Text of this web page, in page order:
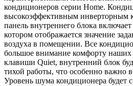
кондиционеров серии Home.
высокоэффективным инверторным
панель внутреннего блока
котором отображается значение
воздуха в помещении. Все
большое внимание комфорту
клавиши Quiet, внутренний блок
тихой работы, что особенно важно
Уровень шума кондиционера будет